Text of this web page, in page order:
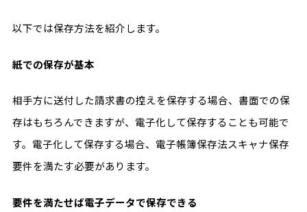
以下では保存方法を紹介します。
紙での保存が基本
相手方に送付した請求書の控えを保存する場合、書面での保
存はもちろんできますが、電子化して保存することも可能で
す。電子化して保存する場合、電子帳簿保存法スキャナ保存
要件を満たす必要があります。
要件を満たせば電子データで保存できる